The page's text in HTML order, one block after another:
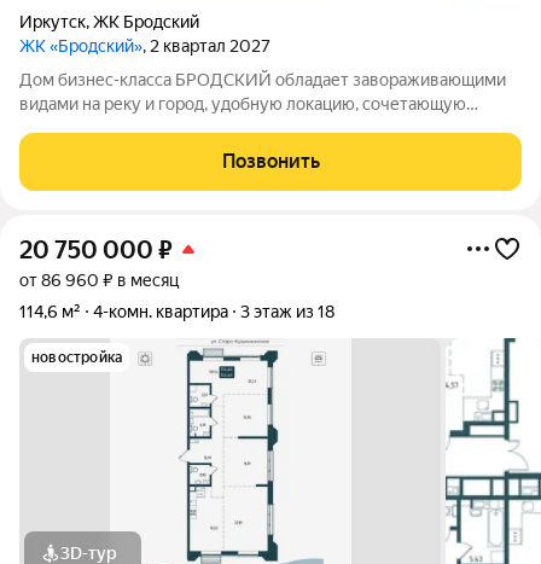
Иркутск,ЖК Бродский
ЖК «Бродский», 2 квартал 2027
Дом бизнес-класса БРОДСКИЙ обладает завораживающими
видами на реку и город, удобную локацию, сочетающую
транспортную доступность, выразительную архитектуру и
продуманные до мелочей дизайнерские места
Позвонить
20 750 000 ₽
от 86 960 ₽ в месяц
114,6 м²
4-комн. квартира 3 этаж из 18
новостройка
3D-тур